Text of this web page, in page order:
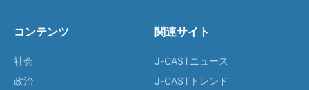
コンテンツ
社会
政治
関連サイト
J-CASTニュース
J-CASTトレンド